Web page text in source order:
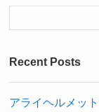
Recent Posts
アライヘルメッ